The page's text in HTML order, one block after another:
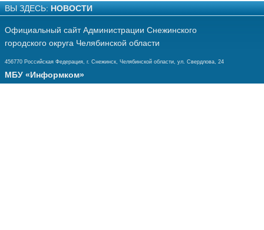
ВЫ ЗДЕСЬ: НОВОСТИ
Официальный сайт Администрации Снежинского
городского округа Челябинской области
456770 Российская Федерация, г. Снежинск, Челябинской области, ул. Свердлова, 24
МБУ «Информком»